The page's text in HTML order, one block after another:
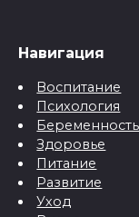
Навигация
Воспитание
Психология
Здоровье
Питание
Развитие
Уход